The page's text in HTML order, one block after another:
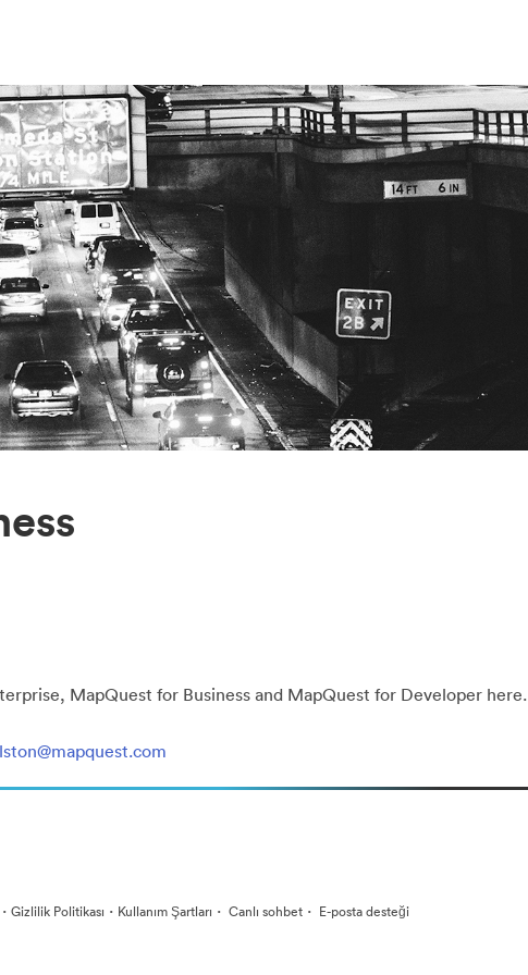
MapQuest for Business and MapQuest for Developer here.
· Gizlilik Politikası · Kullanım Şartları · Canlı sohbet · E-posta desteği